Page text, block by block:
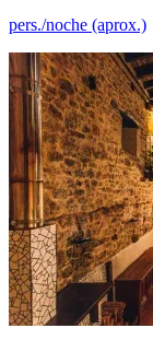
pers./noche (aprox.)